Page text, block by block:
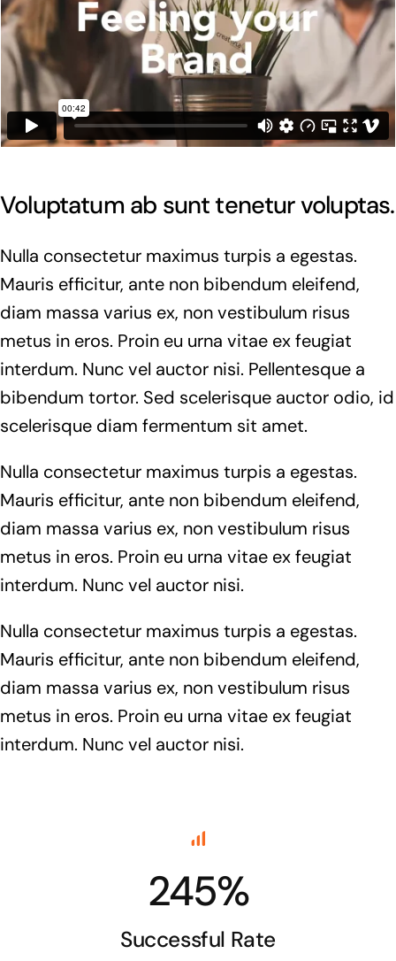
Voluptatum ab sunt tenetur voluptas.
Nulla consectetur maximus turpis a egestas.
Mauris efficitur, ante non bibendum eleifend,
diam massa varius ex, non vestibulum risus
metus in eros. Proin eu urna vitae ex feugiat
interdum. Nunc vel auctor nisi. Pellentesque a
bibendum tortor. Sed scelerisque auctor odio, id
scelerisque diam fermentum sit amet.
Nulla consectetur maximus turpis a egestas.
Mauris efficitur, ante non bibendum eleifend,
diam massa varius ex, non vestibulum risus
metus in eros. Proin eu urna vitae ex feugiat
interdum. Nunc vel auctor nisi.
Nulla consectetur maximus turpis a egestas.
Mauris efficitur, ante non bibendum eleifend,
diam massa varius ex, non vestibulum risus
metus in eros. Proin eu urna vitae ex feugiat
interdum. Nunc vel auctor nisi.
245%
Successful Rate